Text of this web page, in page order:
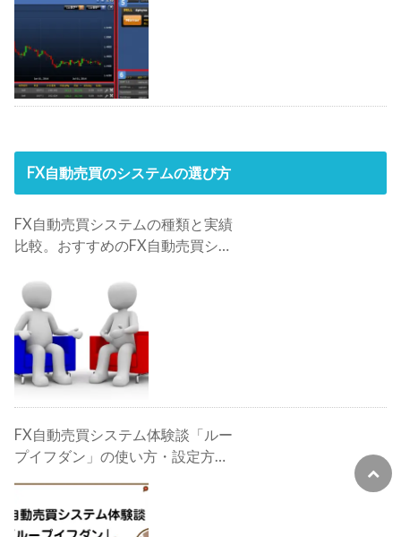
FX自動売買のシステムの選び方
FX自動売買システムの種類と実績
比較。おすすめのFX自動売買シス
FX自動売買システム体験談「ルー
プイフダン」の使い方・設定方